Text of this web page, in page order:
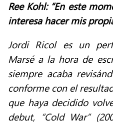
Ree Kohl: “En este
interesa hacer mis
Jordi Ricol es un
Marsé a la hora de
siempre acaba
conforme con el
que haya decidido
debut, “Cold War”